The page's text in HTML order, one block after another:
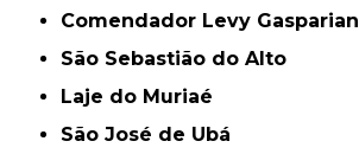
Comendador Levy Gasparian
São Sebastião do Alto
Laje do Muriaé
São José de Ubá